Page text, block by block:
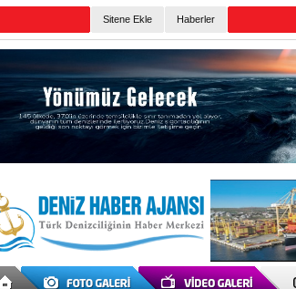
Sitene Ekle Haberler